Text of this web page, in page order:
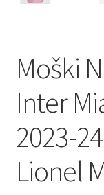
Moški
Inter
2023-
Lionel